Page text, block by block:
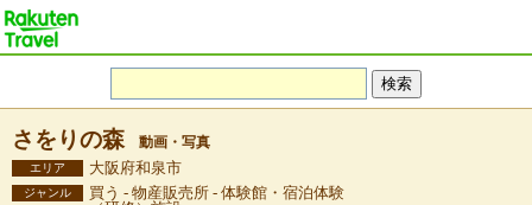
さをりの森 動画・写真
エリア 大阪府和泉市
ジャンル
買う - 物産販売所 - 体験館・宿泊体験